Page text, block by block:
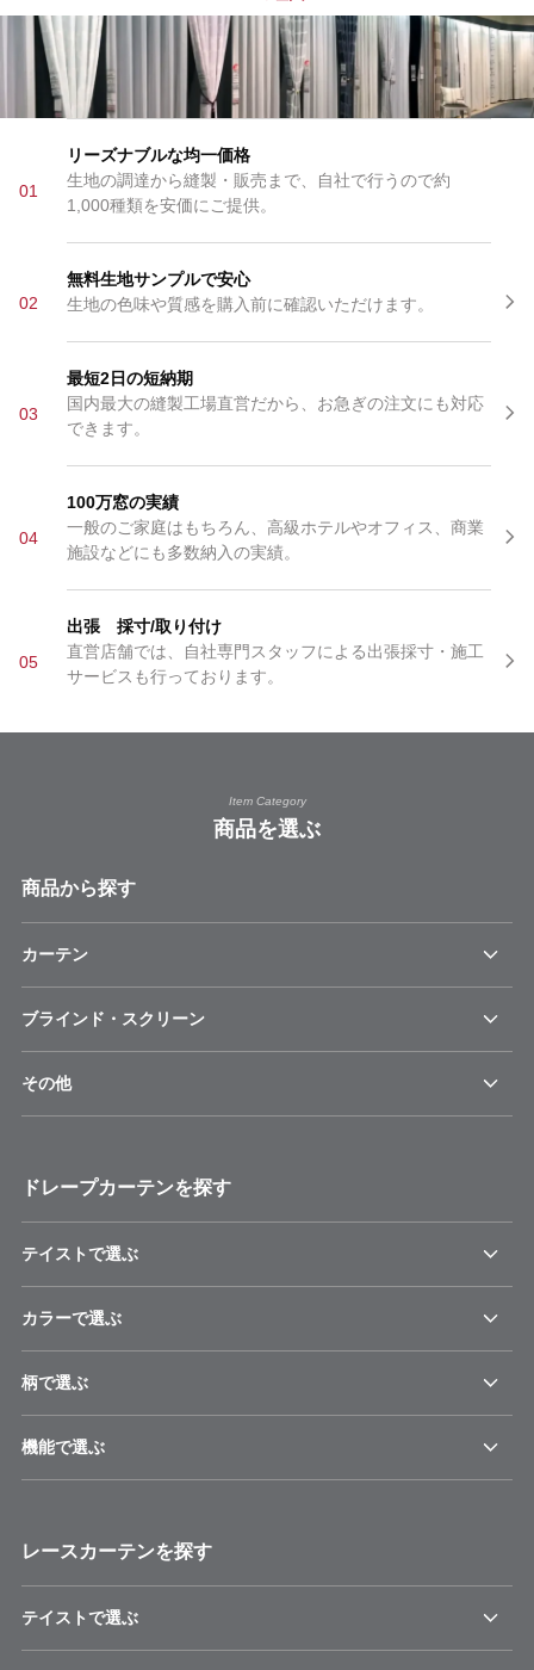
01
リーズナブルな均一価格
生地の調達から縫製・販売まで、自社で行うので約
1,000種類を安価にご提供。
02
無料生地サンプルで安心
生地の色味や質感を購入前に確認いただけます。
03
最短2日の短納期
国内最大の縫製工場直営だから、お急ぎの注文にも対応
できます。
04
100万窓の実績
一般のご家庭はもちろん、高級ホテルやオフィス、商業
施設などにも多数納入の実績。
05
出張 採寸/取り付け
直営店舗では、自社専門スタッフによる出張採寸・施工
サービスも行っております。
Item Category
商品を選ぶ
商品から探す
カーテン
ブラインド・スクリーン
その他
ドレープカーテンを探す
テイストで選ぶ
カラーで選ぶ
柄で選ぶ
機能で選ぶ
レースカーテンを探す
テイストで選ぶ